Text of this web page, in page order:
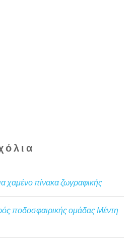
χαμένο πίνακα ζωγραφικής
ποδοσφαιρικής ομάδας Μέντη